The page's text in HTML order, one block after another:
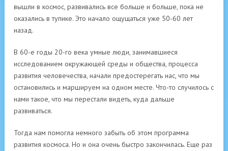
вышли в космос, развивались все больше и больше, пока не
оказались в тупике. Это начало ощущаться уже 50-60 лет
назад.
В 60-е годы 20-го века умные люди, занимавшиеся
исследованием окружающей среды и общества, процесса
развития человечества, начали предостерегать нас, что мы
остановились и маршируем на одном месте. Что-то случилось с
нами такое, что мы перестали видеть, куда дальше
развиваться.
Тогда нам помогла немного забыть об этом программа
развития космоса. Но и она очень быстро закончилась. Еще раз